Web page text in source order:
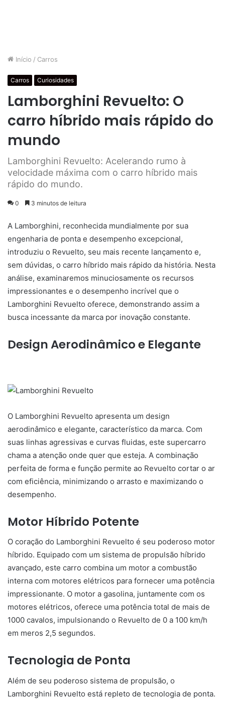
Início / Carros
Carros Curiosidades
Lamborghini Revuelto: O
carro híbrido mais rápido do
mundo
Lamborghini Revuelto: Acelerando rumo à
velocidade máxima com o carro híbrido mais
rápido do mundo.
0 3 minutos de leitura
A Lamborghini, reconhecida mundialmente por sua
engenharia de ponta e desempenho excepcional,
introduziu o Revuelto, seu mais recente lançamento e,
sem dúvidas, o carro híbrido mais rápido da história. Nesta
análise, examinaremos minuciosamente os recursos
impressionantes e o desempenho incrível que o
Lamborghini Revuelto oferece, demonstrando assim a
busca incessante da marca por inovação constante.
Design Aerodinâmico e Elegante
O Lamborghini Revuelto apresenta um design
aerodinâmico e elegante, característico da marca. Com
suas linhas agressivas e curvas fluidas, este supercarro
chama a atenção onde quer que esteja. A combinação
perfeita de forma e função permite ao Revuelto cortar o ar
com eficiência, minimizando o arrasto e maximizando o
desempenho.
Motor Híbrido Potente
O coração do Lamborghini Revuelto é seu poderoso motor
híbrido. Equipado com um sistema de propulsão híbrido
avançado, este carro combina um motor a combustão
interna com motores elétricos para fornecer uma potência
impressionante. O motor a gasolina, juntamente com os
motores elétricos, oferece uma potência total de mais de
1000 cavalos, impulsionando o Revuelto de 0 a 100 km/h
em meros 2,5 segundos.
Tecnologia de Ponta
Além de seu poderoso sistema de propulsão, o
Lamborghini Revuelto está repleto de tecnologia de ponta.